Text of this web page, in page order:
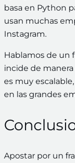
basa en Python
usan muchas
Instagram.
Hablamos de un
incide de
es muy
en las grandes
Apostar por un